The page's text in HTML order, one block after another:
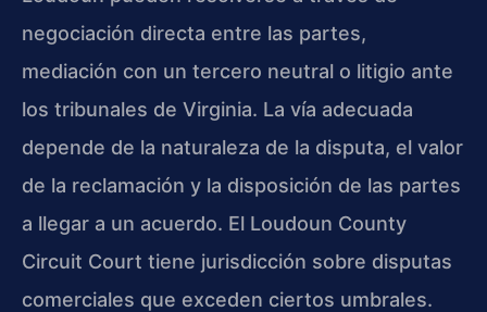
negociación directa entre las partes,
mediación con un tercero neutral o litigio ante
los tribunales de Virginia. La vía adecuada
depende de la naturaleza de la disputa, el valor
de la reclamación y la disposición de las partes
a llegar a un acuerdo. El Loudoun County
Circuit Court tiene jurisdicción sobre disputas
comerciales que exceden ciertos umbrales.